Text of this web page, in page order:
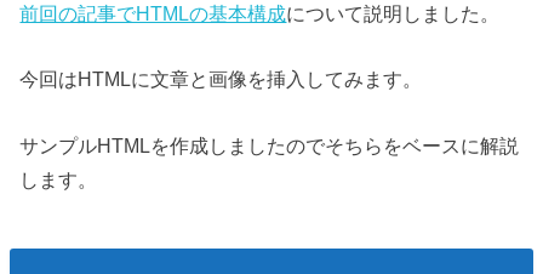
前回の記事でHTMLの基本構成について説明しました。
今回はHTMLに文章と画像を挿入してみます。
サンプルHTMLを作成しましたのでそちらをベースに解説
します。